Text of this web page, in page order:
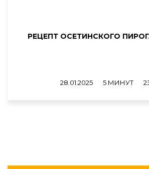
РЕЦЕПТ ОСЕТИНСКОГО
28.01.2025 5 МИНУТ